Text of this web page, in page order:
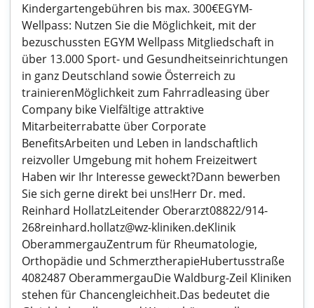
Kindergartengebühren bis max. 300€EGYM-
Wellpass: Nutzen Sie die Möglichkeit, mit der
bezuschussten EGYM Wellpass Mitgliedschaft in
über 13.000 Sport- und Gesundheitseinrichtungen
in ganz Deutschland sowie Österreich zu
trainierenMöglichkeit zum Fahrradleasing über
Company bike Vielfältige attraktive
Mitarbeiterrabatte über Corporate
BenefitsArbeiten und Leben in landschaftlich
reizvoller Umgebung mit hohem Freizeitwert
Haben wir Ihr Interesse geweckt?Dann bewerben
Sie sich gerne direkt bei uns!Herr Dr. med.
Reinhard HollatzLeitender Oberarzt08822/914-
268reinhard.hollatz@wz-kliniken.deKlinik
OberammergauZentrum für Rheumatologie,
Orthopädie und SchmerztherapieHubertusstraße
4082487 OberammergauDie Waldburg-Zeil Kliniken
stehen für Chancengleichheit.Das bedeutet die